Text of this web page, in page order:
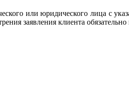
или юридического лица с
заявления клиента